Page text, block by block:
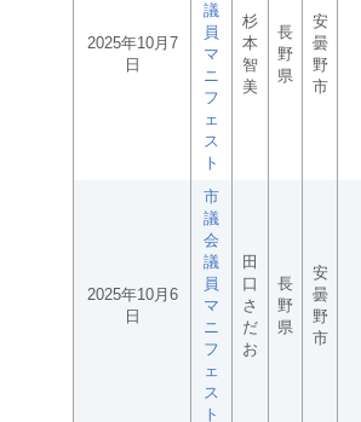
2025年10月7
日
議
員
マ
ニ
フ
ェ
ス
ト
杉
本
智
美
長
野
県
安
曇
野
市
2025年10月6
日
市
議
会
議
員
マ
ニ
フ
ェ
ス
ト
田
口
さ
だ
お
長
野
県
安
曇
野
市